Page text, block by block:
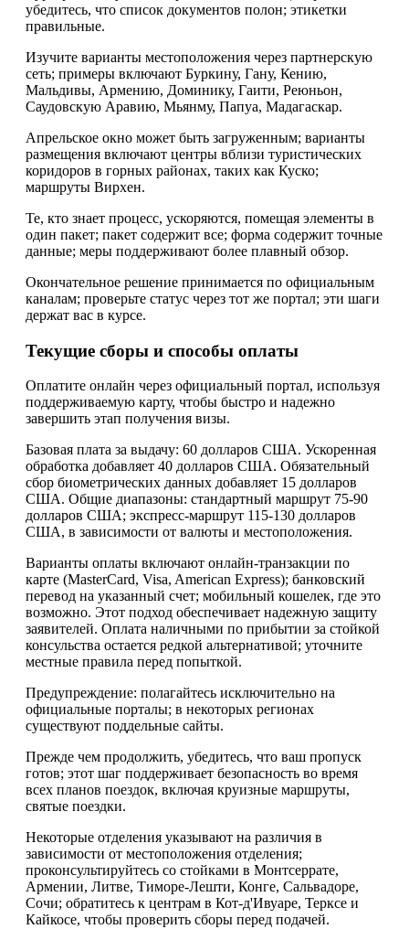
убедитесь, что список документов полон; этикетки
правильные.
Изучите варианты местоположения через партнерскую
сеть; примеры включают Буркину, Гану, Кению,
Мальдивы, Армению, Доминику, Гаити, Реюньон,
Саудовскую Аравию, Мьянму, Папуа, Мадагаскар.
Апрельское окно может быть загруженным; варианты
размещения включают центры вблизи туристических
коридоров в горных районах, таких как Куско;
маршруты Вирхен.
Те, кто знает процесс, ускоряются, помещая элементы в
один пакет; пакет содержит все; форма содержит точные
данные; меры поддерживают более плавный обзор.
Окончательное решение принимается по официальным
каналам; проверьте статус через тот же портал; эти шаги
держат вас в курсе.
Текущие сборы и способы оплаты
Оплатите онлайн через официальный портал, используя
поддерживаемую карту, чтобы быстро и надежно
завершить этап получения визы.
Базовая плата за выдачу: 60 долларов США. Ускоренная
обработка добавляет 40 долларов США. Обязательный
сбор биометрических данных добавляет 15 долларов
США. Общие диапазоны: стандартный маршрут 75-90
долларов США; экспресс-маршрут 115-130 долларов
США, в зависимости от валюты и местоположения.
Варианты оплаты включают онлайн-транзакции по
карте (MasterCard, Visa, American Express); банковский
перевод на указанный счет; мобильный кошелек, где это
возможно. Этот подход обеспечивает надежную защиту
заявителей. Оплата наличными по прибытии за стойкой
консульства остается редкой альтернативой; уточните
местные правила перед попыткой.
Предупреждение: полагайтесь исключительно на
официальные порталы; в некоторых регионах
существуют поддельные сайты.
Прежде чем продолжить, убедитесь, что ваш пропуск
готов; этот шаг поддерживает безопасность во время
всех планов поездок, включая круизные маршруты,
святые поездки.
Некоторые отделения указывают на различия в
зависимости от местоположения отделения;
проконсультируйтесь со стойками в Монтсеррате,
Армении, Литве, Тиморе-Лешти, Конге, Сальвадоре,
Сочи; обратитесь к центрам в Кот-д'Ивуаре, Терксе и
Кайкосе, чтобы проверить сборы перед подачей.